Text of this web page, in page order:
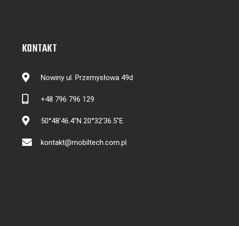
KONTAKT
Nowiny ul. Przemysłowa 49d
+48 796 796 129
50°48'46.4"N 20°32'36.5"E
kontakt@mobiltech.com.pl